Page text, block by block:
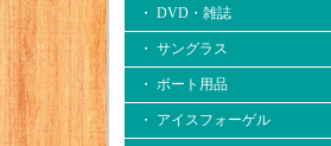
・ DVD・雑誌
・ サングラス
・ ボート用品
・ アイスフォーゲル